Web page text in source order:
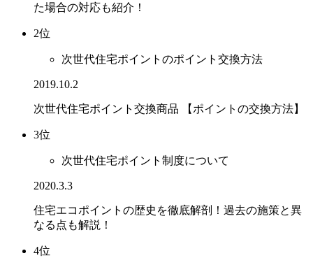
た場合の対応も紹介！
2位
次世代住宅ポイントのポイント交換方法
2019.10.2
次世代住宅ポイント交換商品 【ポイントの交換方法】
3位
次世代住宅ポイント制度について
2020.3.3
住宅エコポイントの歴史を徹底解剖！過去の施策と異
なる点も解説！
4位